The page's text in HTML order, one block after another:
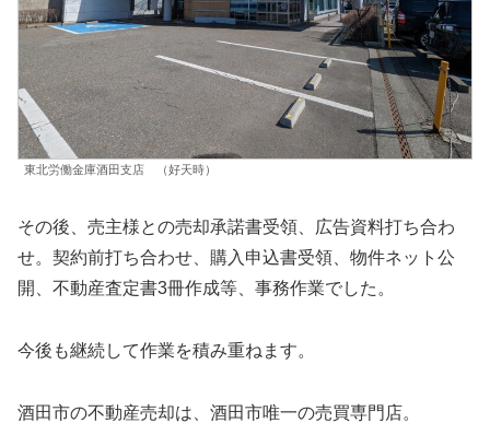
東北労働金庫酒田支店 （好天時）
その後、売主様との売却承諾書受領、広告資料打ち合わ
せ。契約前打ち合わせ、購入申込書受領、物件ネット公
開、不動産査定書3冊作成等、事務作業でした。
今後も継続して作業を積み重ねます。
酒田市の不動産売却は、酒田市唯一の売買専門店。